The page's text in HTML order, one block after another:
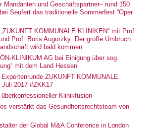
Mandanten und Geschäftspartner– rund 150
Seufert das traditionelle Sommerfest “Oper
KOMMUNALE KLINIKEN“ mit Prof.
Prof. Boris Augurzky: Der große Umbruch
wird bald kommen
KLINIKUM AG bei Einigung über sog.
mit dem Land Hessen
ZUKUNFT KOMMUNALE
2017 #ZKK17
Klinikfusion
verstärkt das Gesundheitsrechtsteam von
der Global M&A Conference in London